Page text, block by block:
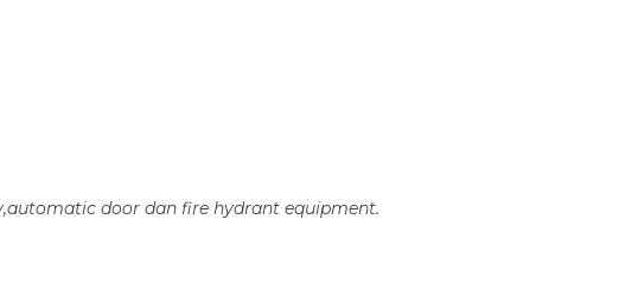
door dan fire hydrant equipment.